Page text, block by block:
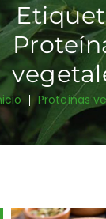
Proteínas